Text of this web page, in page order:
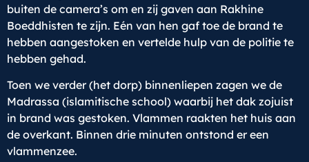
buiten de camera’s om en zij gaven aan Rakhine
Boeddhisten te zijn. Eén van hen gaf toe de brand te
hebben aangestoken en vertelde hulp van de politie te
hebben gehad.
Toen we verder (het dorp) binnenliepen zagen we de
Madrassa (islamitische school) waarbij het dak zojuist
in brand was gestoken. Vlammen raakten het huis aan
de overkant. Binnen drie minuten ontstond er een
vlammenzee.